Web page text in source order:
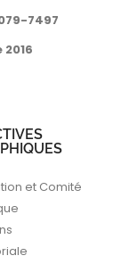
7497
2016
et Comité